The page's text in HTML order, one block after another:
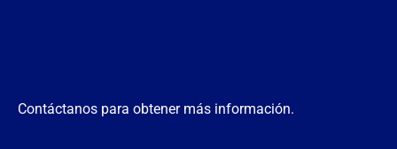
Contáctanos para obtener más información.